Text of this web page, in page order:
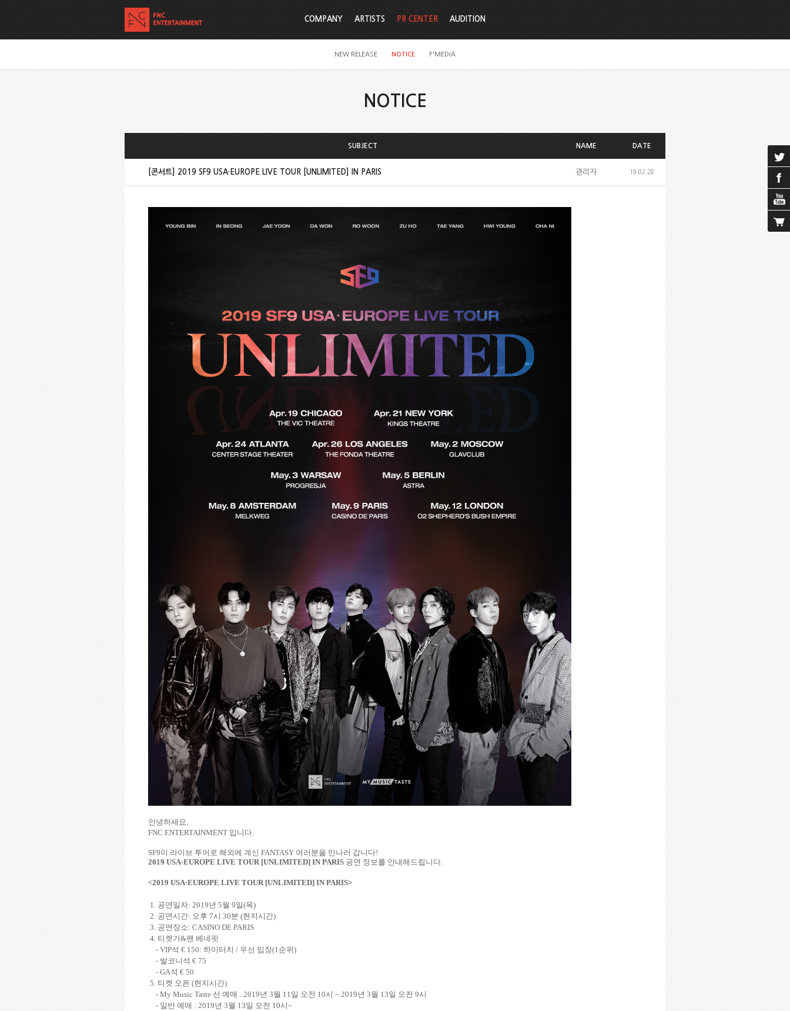
COMPANY ARTISTS PR CENTER
NEW RELEASE NOTICE F'MEDIA
AUDITION
NOTICE
SUBJECT NAME DATE
[콘서트] 2019 SF9 USA·EUROPE LIVE TOUR [UNLIMITED] IN PARIS 관리자 19.02.28
안녕하세요,
FNC ENTERTAINMENT 입니다.
SF9이 라이브 투어로 해외에 계신 FANTASY 여러분을 만나러 갑니다!
2019 USA·EUROPE LIVE TOUR [UNLIMITED] IN PARIS 공연 정보를 안내해드립니다.
<2019 USA·EUROPE LIVE TOUR [UNLIMITED] IN PARIS>
1. 공연일자: 2019년 5월 9일(목)
2. 공연시간: 오후 7시 30분 (현지시간)
3. 공연장소: CASINO DE PARIS
4. 티켓가&팬 베네핏
- VIP석€ 150:하이터치/ 우선 입장(1순위)
- 발코니석€ 75
- GA석€ 50
5. 티켓 오픈 (현지시간)
- My Music Taste 선 예매 : 2019년3월 11일 오전 10시~ 2019년3월 13일 오전 9시
- 일반 예매 : 2019년3월 13일 오전 10시~